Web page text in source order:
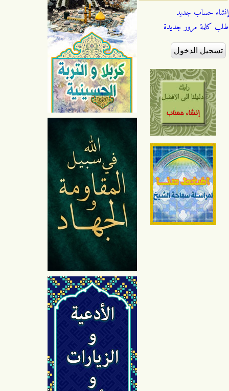
إنشاء حساب جديد
طلب كلمة مرور جديدة